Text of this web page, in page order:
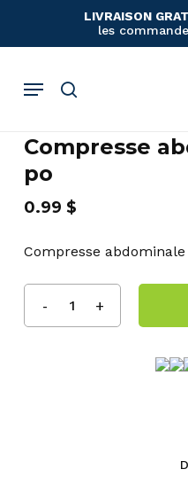
LIVRAISON
les
Menu
Close
Compresse
po
0.99 $
Compresse